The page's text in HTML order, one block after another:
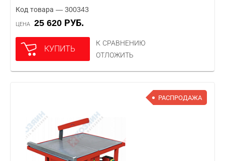
Код товара — 300343
ЦЕНА 25 620 РУБ.
КУПИТЬ
К СРАВНЕНИЮ
ОТЛОЖИТЬ
РАСПРОДАЖА